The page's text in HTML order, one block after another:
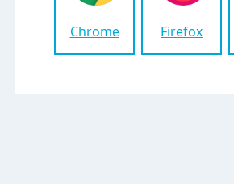
Chrome Firefox